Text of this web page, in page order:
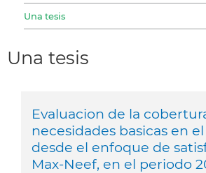
Una tesis
Una tesis
Evaluacion de la
necesidades basicas en
desde el enfoque de
Max-Neef, en el periodo